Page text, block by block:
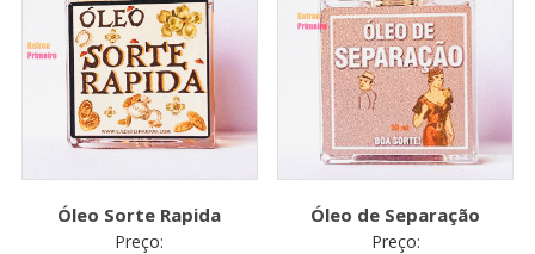
Óleo Sorte Rapida
Preço:
Óleo de Separação
Preço: